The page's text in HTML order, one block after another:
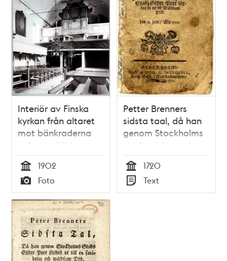
Interiör av Finska
kyrkan från altaret
mot bänkraderna
och orgelläktaren
Tid
1902
Typ
Foto
Petter Brenners
sidsta taal, då han
genom Stockholms
stadz södre port
fördes vt til en
wåldsam död. Den
4. julii, åhr 1720.
Tid
1720
Typ
Text